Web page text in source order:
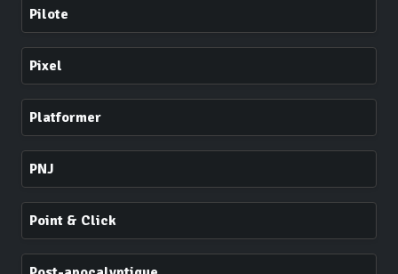
Pilote
Pixel
Platformer
PNJ
Point & Click